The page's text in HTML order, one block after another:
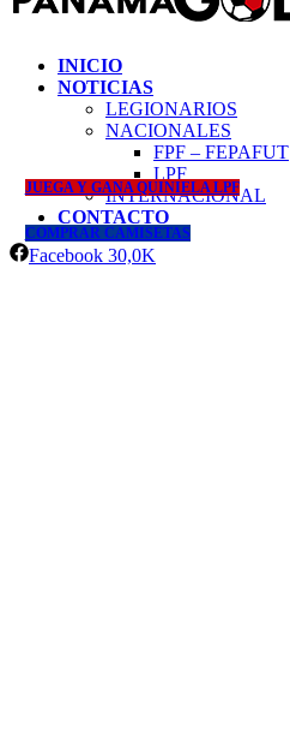
INICIO
NOTICIAS
LEGIONARIOS
NACIONALES
FPF – FEPAFUT
LPF
INTERNACIONAL
CONTACTO
JUEGA Y GANA QUINIELA LPF
COMPRAR CAMISETAS
Facebook 30,0K